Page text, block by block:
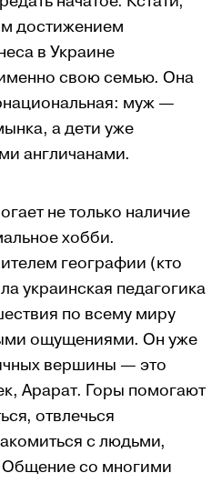
достижением
в Украине
свою семью. Она
муж —
а дети уже
англичанами.
не только наличие
хобби.
географии (кто
украинская педагогика
по всему миру
ощущениями. Он уже
вершины — это
Арарат. Горы помогают
отвлечься
с людьми,
Общение со многими